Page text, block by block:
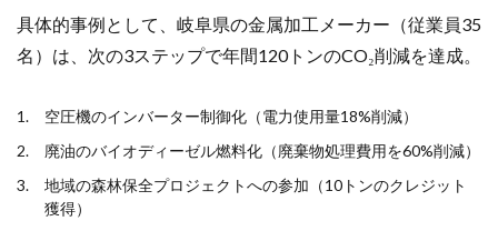
具体的事例として、岐阜県の金属加工メーカー（従業員35
名）は、次の3ステップで年間120トンのCO₂削減を達成。
空圧機のインバーター制御化（電力使用量18%削減）
廃油のバイオディーゼル燃料化（廃棄物処理費用を60%削減）
地域の森林保全プロジェクトへの参加（10トンのクレジット
獲得）